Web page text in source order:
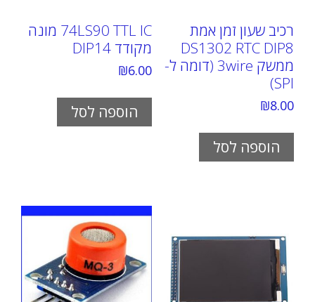
רכיב שעון זמן אמת
DS1302 RTC DIP8
ממשק 3wire (דומה ל-
SPI)
₪8.00
הוספה לסל
74LS90 TTL IC מונה
מקודד DIP14
₪6.00
הוספה לסל